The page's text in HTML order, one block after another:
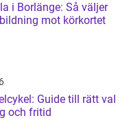
i Borlänge: Så väljer
mot körkortet
Guide till rätt val
och fritid